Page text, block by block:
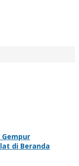
di Beranda